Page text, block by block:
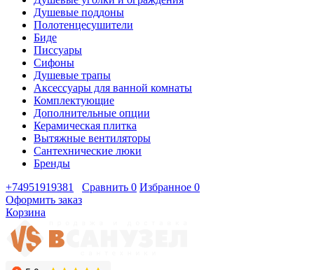
Душевые поддоны
Полотенцесушители
Биде
Писсуары
Сифоны
Душевые трапы
Аксессуары для ванной комнаты
Комплектующие
Дополнительные опции
Керамическая плитка
Вытяжные вентиляторы
Сантехнические люки
Бренды
+74951919381
Сравнить 0 Избранное 0
Оформить заказ
Корзина